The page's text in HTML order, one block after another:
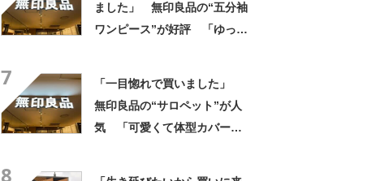
ました」 無印良品の“五分袖
ワンピース”が好評 「ゆった
7
「一目惚れで買いました」
無印良品の“サロペット”が人
気 「可愛くて体型カバーし
8